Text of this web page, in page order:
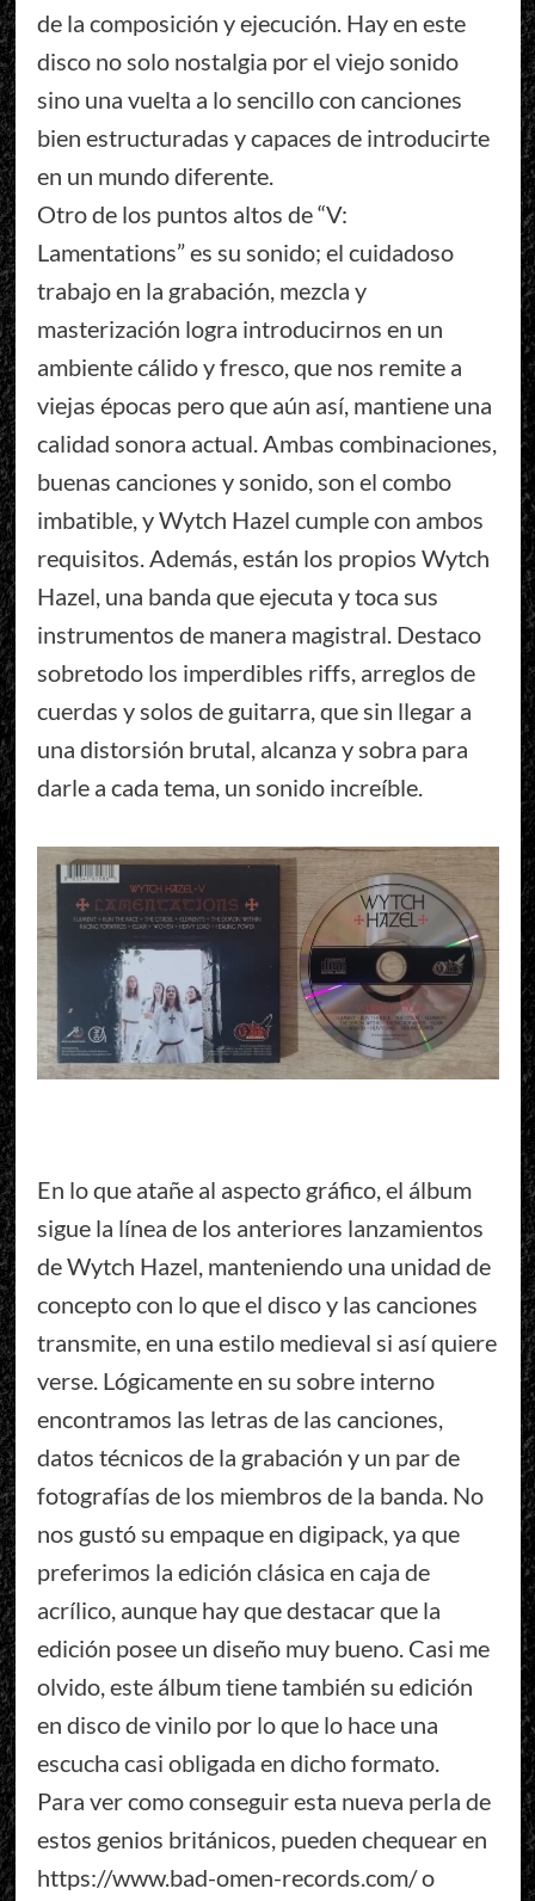
de la composición y ejecución. Hay en este
disco no solo nostalgia por el viejo sonido
sino una vuelta a lo sencillo con canciones
bien estructuradas y capaces de introducirte
en un mundo diferente.
Otro de los puntos altos de “V:
Lamentations” es su sonido; el cuidadoso
trabajo en la grabación, mezcla y
masterización logra introducirnos en un
ambiente cálido y fresco, que nos remite a
viejas épocas pero que aún así, mantiene una
calidad sonora actual. Ambas combinaciones,
buenas canciones y sonido, son el combo
imbatible, y Wytch Hazel cumple con ambos
requisitos. Además, están los propios Wytch
Hazel, una banda que ejecuta y toca sus
instrumentos de manera magistral. Destaco
sobretodo los imperdibles riffs, arreglos de
cuerdas y solos de guitarra, que sin llegar a
una distorsión brutal, alcanza y sobra para
darle a cada tema, un sonido increíble.
En lo que atañe al aspecto gráfico, el álbum
sigue la línea de los anteriores lanzamientos
de Wytch Hazel, manteniendo una unidad de
concepto con lo que el disco y las canciones
transmite, en una estilo medieval si así quiere
verse. Lógicamente en su sobre interno
encontramos las letras de las canciones,
datos técnicos de la grabación y un par de
fotografías de los miembros de la banda. No
nos gustó su empaque en digipack, ya que
preferimos la edición clásica en caja de
acrílico, aunque hay que destacar que la
edición posee un diseño muy bueno. Casi me
olvido, este álbum tiene también su edición
en disco de vinilo por lo que lo hace una
escucha casi obligada en dicho formato.
Para ver como conseguir esta nueva perla de
estos genios británicos, pueden chequear en
https://www.bad-omen-records.com/ o